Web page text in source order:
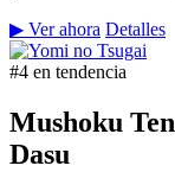
▶ Ver ahora Detalles
#4 en tendencia
Mushoku
Dasu